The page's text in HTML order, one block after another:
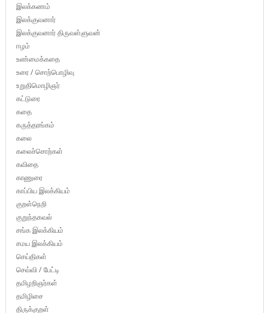
இலக்கணம்
இலக்குவனார்
இலக்குவனார் திருவள்ளுவன்
ஈழம்
உண்மைக்கதை
உரை / சொற்பொழிவு
உறுதிமொழிஞர்
கட்டுரை
கதை
கருத்தரங்கம்
கலை
கலைச்சொற்கள்
கவிதை
காணுரை
காப்பிய இலக்கியம்
குறள்நெறி
குறுந்தகவல்
சங்க இலக்கியம்
சமய இலக்கியம்
செய்திகள்
செவ்வி / பேட்டி
தமிழறிஞர்கள்
தமிழிசை
திருக்குறள்